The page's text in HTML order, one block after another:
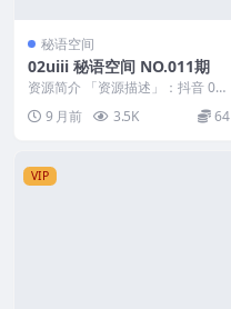
秘语空间
02uiii 秘语空间 NO.011期
资源简介 「资源描述」：抖音 02
uiii 秘语空间 NO.011期 【12P4...
9 月前 3.5K 64
VIP